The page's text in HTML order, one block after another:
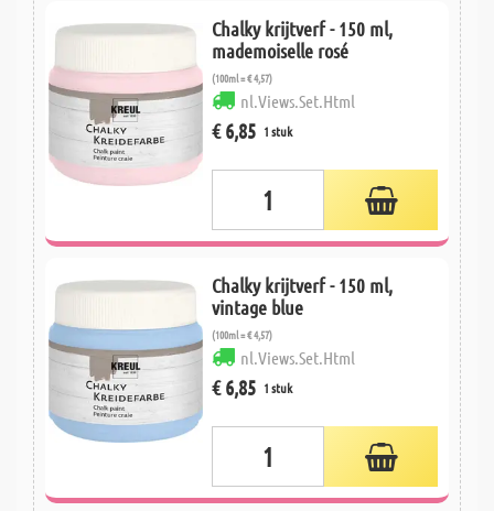
Chalky krijtverf - 150 ml,
mademoiselle rosé
(100ml = € 4,57)
nl.Views.Set.Html
€ 6,85 1 stuk
Chalky krijtverf - 150 ml,
vintage blue
(100ml = € 4,57)
nl.Views.Set.Html
€ 6,85 1 stuk